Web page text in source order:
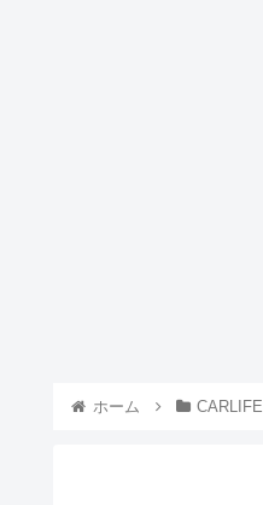
ホーム CARLIFE